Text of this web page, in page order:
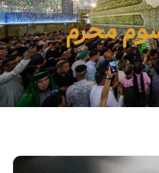
محرم